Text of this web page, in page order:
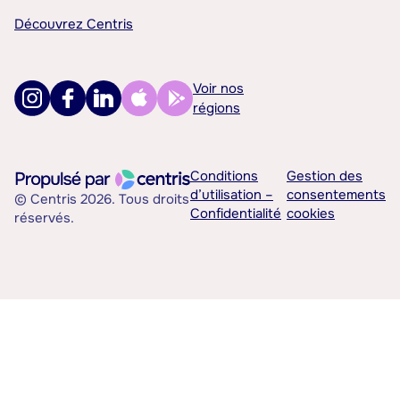
Découvrez Centris
Voir nos
régions
© Centris 2026. Tous droits
réservés.
Conditions
d’utilisation –
Confidentialité
Gestion des
consentements
cookies